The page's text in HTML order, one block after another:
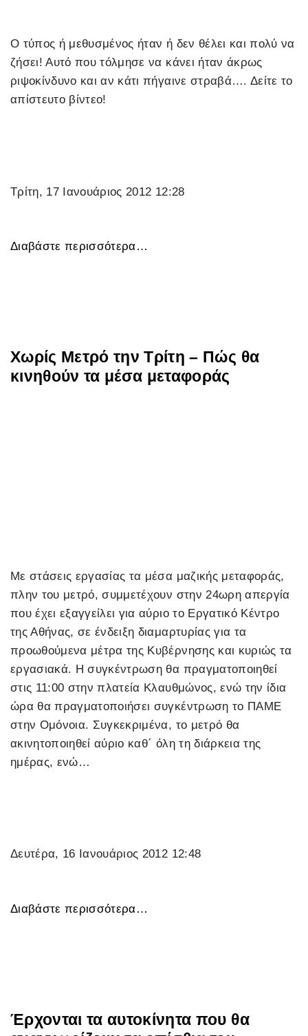
Ο τύπος ή μεθυσμένος ήταν ή δεν θέλει και πολύ να
ζήσει! Αυτό που τόλμησε να κάνει ήταν άκρως
ριψοκίνδυνο και αν κάτι πήγαινε στραβά…. Δείτε το
απίστευτο βίντεο!
Τρίτη, 17 Ιανουάριος 2012 12:28
Διαβάστε περισσότερα…
Χωρίς Μετρό την Τρίτη – Πώς θα
κινηθούν τα μέσα μεταφοράς
Με στάσεις εργασίας τα μέσα μαζικής μεταφοράς,
πλην του μετρό, συμμετέχουν στην 24ωρη απεργία
που έχει εξαγγείλει για αύριο το Εργατικό Κέντρο
της Αθήνας, σε ένδειξη διαμαρτυρίας για τα
προωθούμενα μέτρα της Κυβέρνησης και κυριώς τα
εργασιακά. Η συγκέντρωση θα πραγματοποιηθεί
στις 11:00 στην πλατεία Κλαυθμώνος, ενώ την ίδια
ώρα θα πραγματοποιήσει συγκέντρωση το ΠΑΜΕ
στην Ομόνοια. Συγκεκριμένα, το μετρό θα
ακινητοποιηθεί αύριο καθ΄ όλη τη διάρκεια της
ημέρας, ενώ…
Δευτέρα, 16 Ιανουάριος 2012 12:48
Διαβάστε περισσότερα…
Έρχονται τα αυτοκίνητα που θα